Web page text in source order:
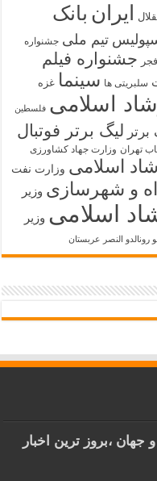
ایران بانک
تیم ملی جشنواره
جشنواره فیلم
سلبریتی ها سینما غزه
اسلامی فلسطین
برتر لیگ برتر فوتبال
تهران وزارت جهاد کشاورزی
اسلامی وزارت نفت
و شهرسازی وزیر
اسلامی وزیر
رونالدو النصر عربستان
،بروز ترین اخبار